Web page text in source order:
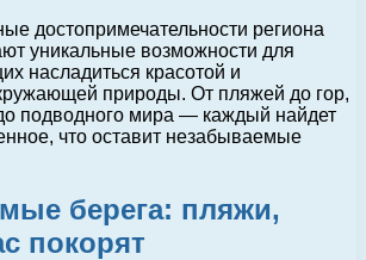
достопримечательности региона
уникальные возможности для
насладиться красотой и
природы. От пляжей до гор,
подводного мира — каждый найдет
что оставит незабываемые
берега: пляжи,
покорят